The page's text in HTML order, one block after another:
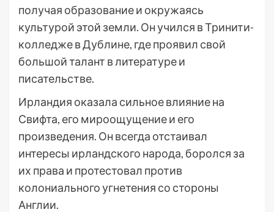
получая образование и окружаясь
культурой этой земли. Он учился в Тринити-
колледже в Дублине, где проявил свой
большой талант в литературе и
писательстве.
Ирландия оказала сильное влияние на
Свифта, его мироощущение и его
произведения. Он всегда отстаивал
интересы ирландского народа, боролся за
их права и протестовал против
колониального угнетения со стороны
Англии.